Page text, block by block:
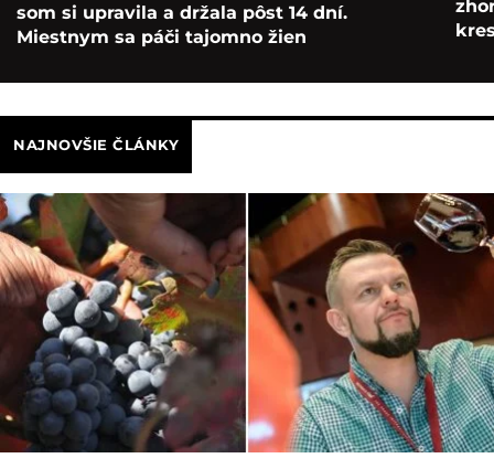
som si upravila a držala pôst 14 dní.
Miestnym sa páči tajomno žien
NAJNOVŠIE ČLÁNKY